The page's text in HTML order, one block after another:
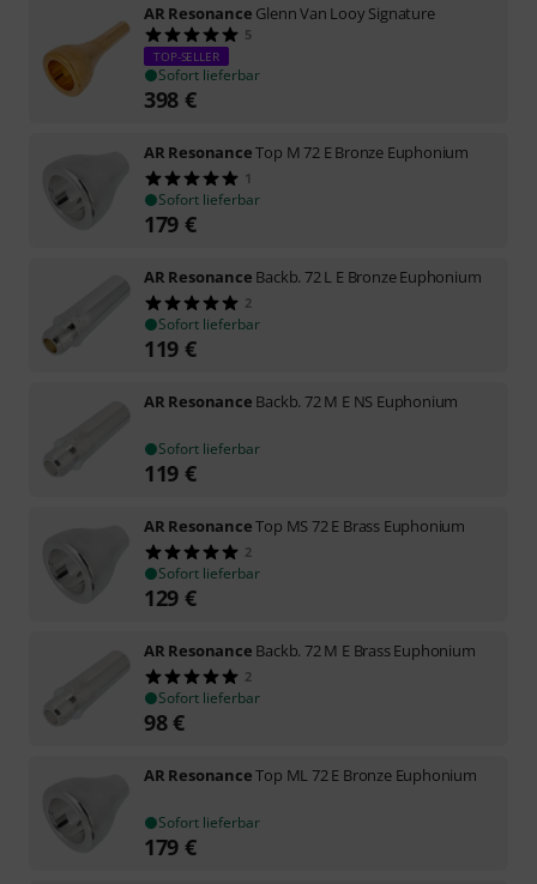
AR Resonance Glenn Van Looy Signature
5
TOP-SELLER
Sofort lieferbar
398 €
AR ResonanceTop M 72 E Bronze Euphonium
1
Sofort lieferbar
179 €
AR Resonance Backb. 72 L E Bronze Euphonium
2
Sofort lieferbar
119 €
AR Resonance Backb. 72 M E NS Euphonium
Sofort lieferbar
119 €
AR ResonanceTop MS 72 E Brass Euphonium
2
Sofort lieferbar
129 €
AR Resonance Backb. 72 M E Brass Euphonium
2
Sofort lieferbar
98€
AR ResonanceTop ML 72 E Bronze Euphonium
Sofort lieferbar
179 €